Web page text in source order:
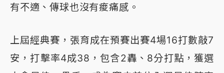
有不適、傳球也沒有痠痛感。
上屆經典賽，張育成在預賽出賽4場16打數敲7
安，打擊率4成38，包含2轟、8分打點，獲選